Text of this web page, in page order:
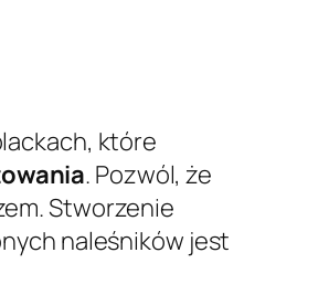
które
. Pozwól, że
Stworzenie
naleśników jest